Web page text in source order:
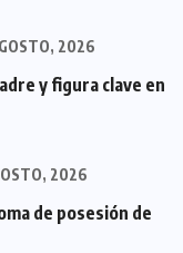
2026
y figura clave en
2026
de posesión de